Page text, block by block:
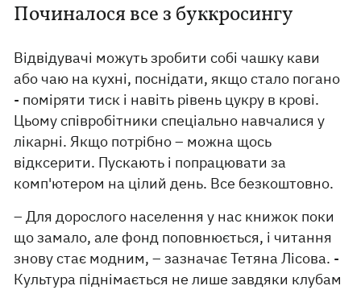
Починалося все з буккросингу
Відвідувачі можуть зробити собі чашку кави
або чаю на кухні, поснідати, якщо стало погано
- поміряти тиск і навіть рівень цукру в крові.
Цьому співробітники спеціально навчалися у
лікарні. Якщо потрібно – можна щось
відксерити. Пускають і попрацювати за
комп'ютером на цілий день. Все безкоштовно.
– Для дорослого населення у нас книжок поки
що замало, але фонд поповнюється, і читання
знову стає модним, – зазначає Тетяна Лісова. -
Культура піднімається не лише завдяки клубам